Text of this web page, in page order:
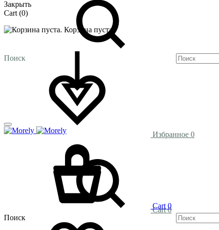
Поиск
Избранное 0
Cart 0
Закрыть
Cart (0)
Корзина пуста.
Cart 0
Поиск